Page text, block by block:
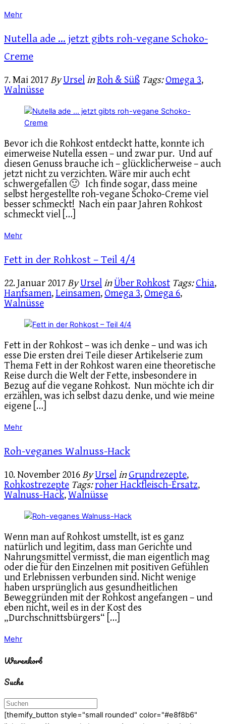
Mehr
Nutella ade … jetzt gibts roh-vegane Schoko-
Creme
7. Mai 2017ByUrselinRoh & Süß Tags: Omega 3,
Walnüsse
Bevor ich die Rohkost entdeckt hatte, konnte ich
eimerweise Nutella essen – und zwar pur. Und auf
diesen Genuss brauche ich – glücklicherweise – auch
jetzt nicht zu verzichten. Wäre mir auch echt
schwergefallen 🙂 Ich finde sogar, dass meine
selbst hergestellte roh-vegane Schoko-Creme viel
besser schmeckt! Nach ein paar Jahren Rohkost
schmeckt viel […]
Mehr
Fett in der Rohkost – Teil 4/4
22. Januar 2017ByUrselinÜber Rohkost Tags: Chia,
Hanfsamen,Leinsamen, Omega 3, Omega 6,
Walnüsse
Fett in der Rohkost – was ich denke – und was ich
esse Die ersten drei Teile dieser Artikelserie zum
Thema Fett in der Rohkost waren eine theoretische
Reise durch die Welt der Fette, insbesondere in
Bezug auf die vegane Rohkost. Nun möchte ich dir
erzählen, was ich selbst dazu denke, und wie meine
eigene […]
Mehr
Roh-veganes Walnuss-Hack
10. November 2016ByUrselin Grundrezepte,
Rohkostrezepte Tags:roher Hackfleisch-Ersatz,
Walnuss-Hack,Walnüsse
Wenn man auf Rohkost umstellt, ist es ganz
natürlich und legitim, dass man Gerichte und
Nahrungsmittel vermisst, die man eigentlich mag
oder die für den Einzelnen mit positiven Gefühlen
und Erlebnissen verbunden sind. Nicht wenige
haben ursprünglich aus gesundheitlichen
Beweggründen mit der Rohkost angefangen – und
eben nicht, weil es in der Kost des
„Durchschnittsbürgers“ […]
Mehr
Warenkorb
Suche
[themify_button style="small rounded" color="#e8f8b6"